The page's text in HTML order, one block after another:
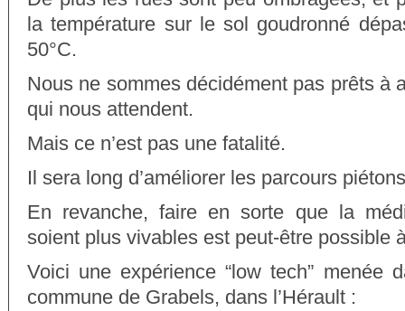
la température sur le sol goudronné
50°C.
Nous ne sommes décidément pas prêts à
qui nous attendent.
Mais ce n’est pas une fatalité.
Il sera long d’améliorer les parcours
En revanche, faire en sorte que la
soient plus vivables est peut-être possible
Voici une expérience “low tech” menée
commune de Grabels, dans l’Hérault :